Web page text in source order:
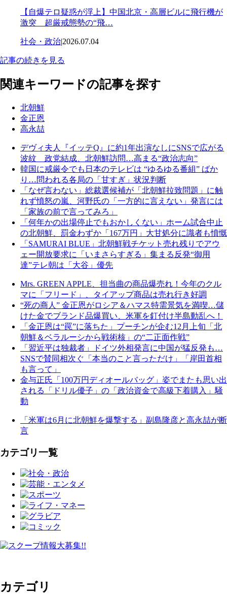
【自爆テロ疑惑が浮上】中国北京・高層ビルに飛行機が
激突 超厳戒態勢の“飛…
社会・政治|2026.07.04
記事の続きを見る
関連キーワードの記事を探す
北朝鮮
金正恩
高永喆
デヴィ夫人『イッテQ』に約1年出演なしにSNSで広がる
波紋 政党結成、北朝鮮訪問…高まる“政治志向”
韓国に戒厳令でも日本のテレビは “ゆるゆる番組” ばか
り…問われる各局の「甘すぎ」状況判断
「なぜ言わない」総裁選候補が「北朝鮮拉致問題」に触
れず憤怒の嵐、河野氏の「一方的に言えない」発言には
「家族の前で言ってみろ」
「何年かの出場停止でもおかしくない」ホーム試合中止
の北朝鮮、罰金わずか「167万円」大甘処分に識者も憤慨
「SAMURAI BLUE」北朝鮮戦チケット売れ残りでアウ
ェー開放要求に「いまさらすぎる」集まる反発“御用
達”テレ朝は「大谷」優先
Mrs. GREEN APPLE、担当曲の商品爆売れ！今年のクル
マに「フリード」、タイアップ商品は売れ行き好調
“死の商人” 金正恩がロシア＆ハマス特需景気を満喫…儲
けた金でブランド品爆買い、米軍を釘付け半島動乱へ！
「金正恩は“罠”に落ちた」プーチンが企む12月上旬「北
朝鮮＆ベラルーシから戦術核」の“二正面作戦”
「習近平は独裁者」ドイツ外相発言に中国が猛反発も…
SNSで賛同相次ぐ「本当のこと言っただけ」「岸田首相
も言って」
金与正氏「100万円ディオールバッグ」姿でまたも思い出
される「ドリル優子」の「政治資金で高級下着購入」騒
動
「米軍は6月に北朝鮮を爆撃する」副島隆彦と高永喆が断
言
カテゴリ一覧
カテゴリ